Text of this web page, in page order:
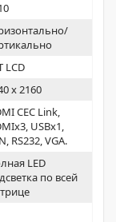
LCD
x 2160
CEC Link,
USBx1,
RS232, VGA.
LED
по всей